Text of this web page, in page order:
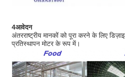
4आवेदन
अंतरराष्ट्रीय मानकों को पूरा करने के लिए
प्रतिस्थापन मोटर के रूप में।